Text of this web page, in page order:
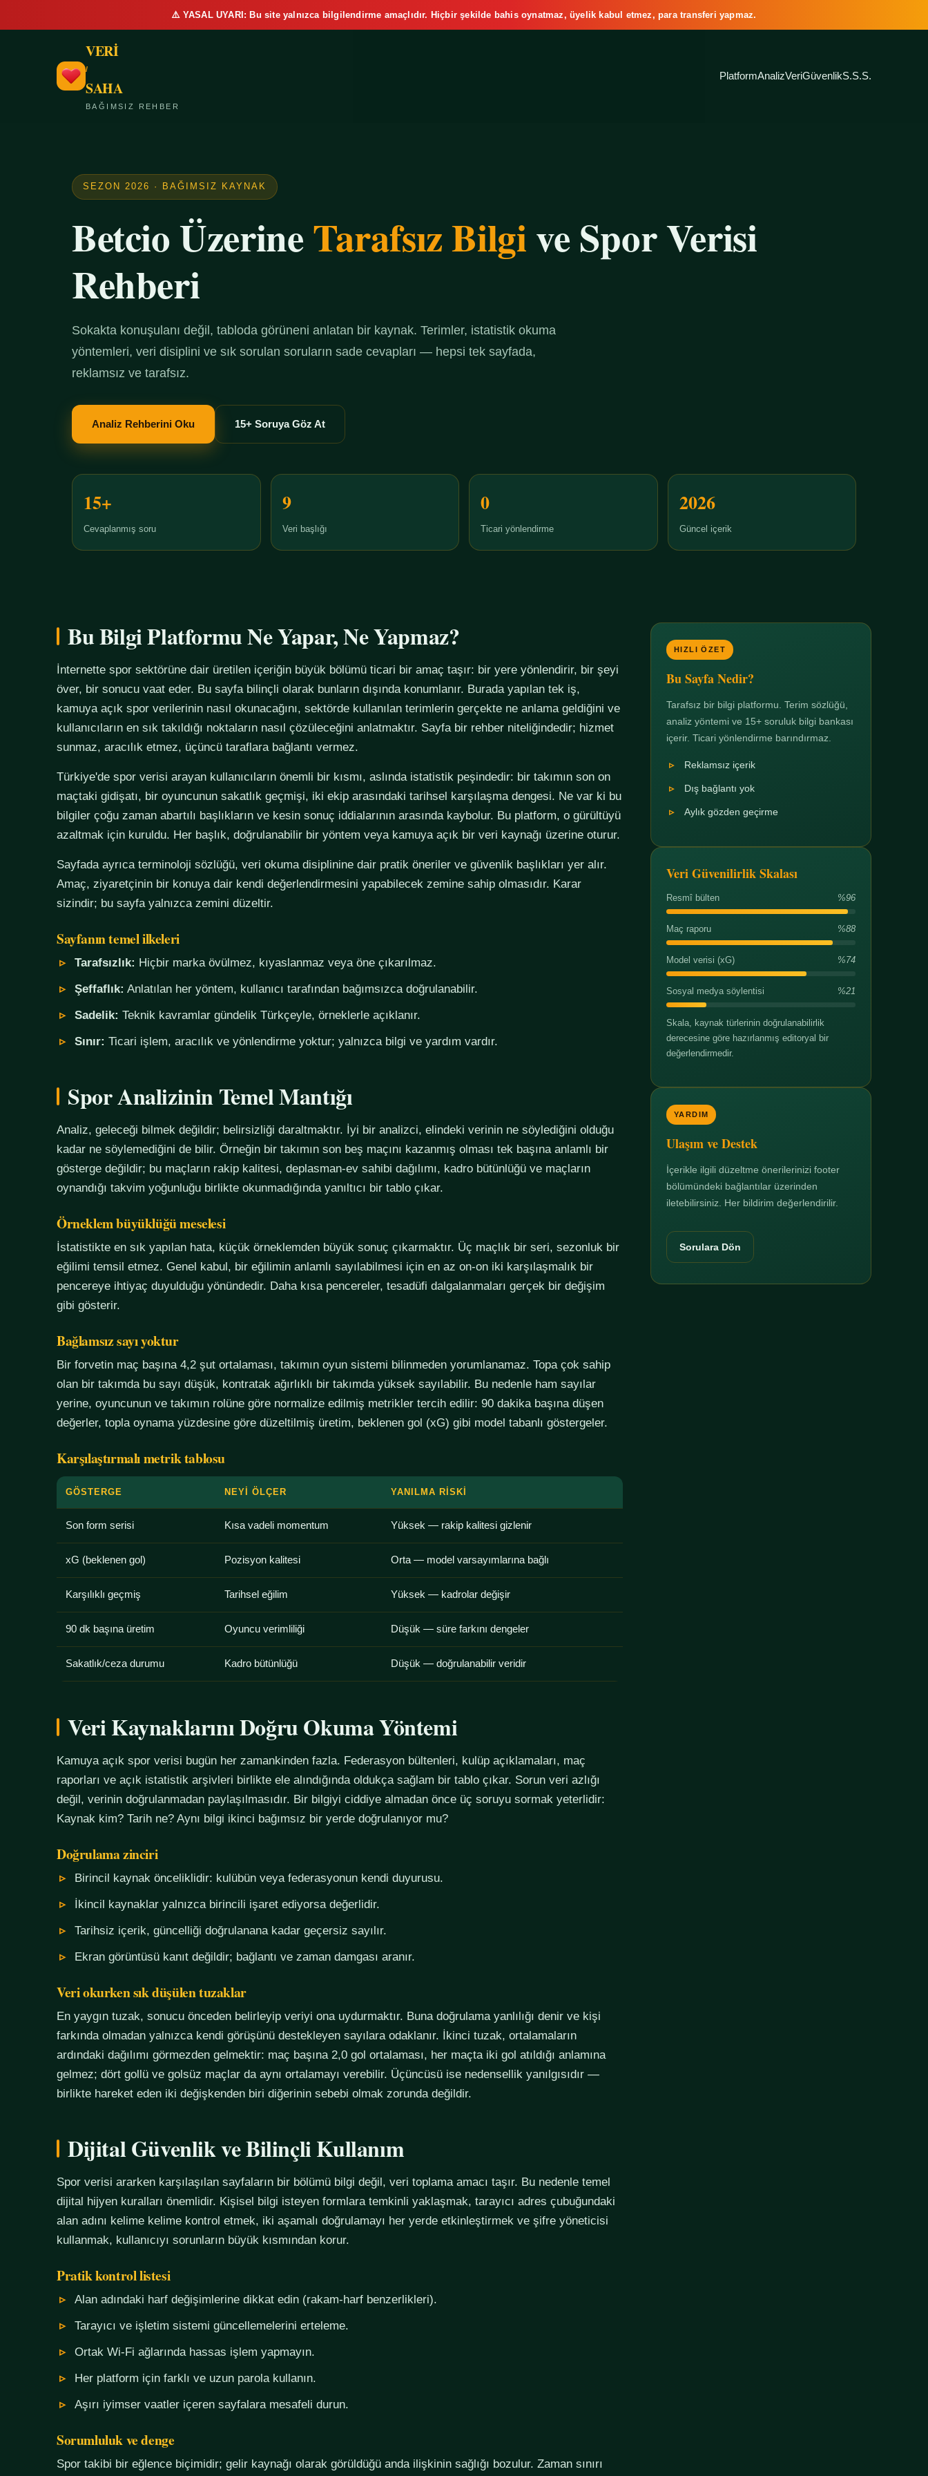
⚠️ YASAL UYARI: Bu site yalnızca bilgilendirme amaçlıdır. Hiçbir şekilde bahis oynatmaz, üyelik kabul etmez, para transferi yapmaz.
VERİ
/
SAHA
BAĞIMSIZ REHBER
PlatformAnalizVeriGüvenlikS.S.S.
SEZON 2026 · BAĞIMSIZ KAYNAK
Betcio ÜzerineTarafsız Bilgive Spor Verisi
Rehberi
Sokakta konuşulanı değil, tabloda görüneni anlatan bir kaynak. Terimler, istatistik okuma
yöntemleri, veri disiplini ve sık sorulan soruların sade cevapları — hepsi tek sayfada,
reklamsız ve tarafsız.
Analiz Rehberini Oku 15+ Soruya Göz At
15+
Cevaplanmış soru
9
Veri başlığı
0
Ticari yönlendirme
2026
Güncel içerik
Bu Bilgi Platformu Ne Yapar, Ne Yapmaz?
İnternette spor sektörüne dair üretilen içeriğin büyük bölümü ticari bir amaç taşır: bir yere yönlendirir, bir şeyi
över, bir sonucu vaat eder. Bu sayfa bilinçli olarak bunların dışında konumlanır. Burada yapılan tek iş,
kamuya açık spor verilerinin nasıl okunacağını, sektörde kullanılan terimlerin gerçekte ne anlama geldiğini ve
kullanıcıların en sık takıldığı noktaların nasıl çözüleceğini anlatmaktır. Sayfa bir rehber niteliğindedir; hizmet
sunmaz, aracılık etmez, üçüncü taraflara bağlantı vermez.
Türkiye'de spor verisi arayan kullanıcıların önemli bir kısmı, aslında istatistik peşindedir: bir takımın son on
maçtaki gidişatı, bir oyuncunun sakatlık geçmişi, iki ekip arasındaki tarihsel karşılaşma dengesi. Ne var ki bu
bilgiler çoğu zaman abartılı başlıkların ve kesin sonuç iddialarının arasında kaybolur. Bu platform, o gürültüyü
azaltmak için kuruldu. Her başlık, doğrulanabilir bir yöntem veya kamuya açık bir veri kaynağı üzerine oturur.
Sayfada ayrıca terminoloji sözlüğü, veri okuma disiplinine dair pratik öneriler ve güvenlik başlıkları yer alır.
Amaç, ziyaretçinin bir konuya dair kendi değerlendirmesini yapabilecek zemine sahip olmasıdır. Karar
sizindir; bu sayfa yalnızca zemini düzeltir.
Sayfanın temel ilkeleri
Tarafsızlık: Hiçbir marka övülmez, kıyaslanmaz veya öne çıkarılmaz.
Şeffaflık: Anlatılan her yöntem, kullanıcı tarafından bağımsızca doğrulanabilir.
Sadelik: Teknik kavramlar gündelik Türkçeyle, örneklerle açıklanır.
Sınır: Ticari işlem, aracılık ve yönlendirme yoktur; yalnızca bilgi ve yardım vardır.
Spor Analizinin Temel Mantığı
Analiz, geleceği bilmek değildir; belirsizliği daraltmaktır. İyi bir analizci, elindeki verinin ne söylediğini olduğu
kadar ne söylemediğini de bilir. Örneğin bir takımın son beş maçını kazanmış olması tek başına anlamlı bir
gösterge değildir; bu maçların rakip kalitesi, deplasman-ev sahibi dağılımı, kadro bütünlüğü ve maçların
oynandığı takvim yoğunluğu birlikte okunmadığında yanıltıcı bir tablo çıkar.
Örneklem büyüklüğü meselesi
İstatistikte en sık yapılan hata, küçük örneklemden büyük sonuç çıkarmaktır. Üç maçlık bir seri, sezonluk bir
eğilimi temsil etmez. Genel kabul, bir eğilimin anlamlı sayılabilmesi için en az on-on iki karşılaşmalık bir
pencereye ihtiyaç duyulduğu yönündedir. Daha kısa pencereler, tesadüfi dalgalanmaları gerçek bir değişim
gibi gösterir.
Bağlamsız sayı yoktur
Bir forvetin maç başına 4,2 şut ortalaması, takımın oyun sistemi bilinmeden yorumlanamaz. Topa çok sahip
olan bir takımda bu sayı düşük, kontratak ağırlıklı bir takımda yüksek sayılabilir. Bu nedenle ham sayılar
yerine, oyuncunun ve takımın rolüne göre normalize edilmiş metrikler tercih edilir: 90 dakika başına düşen
değerler, topla oynama yüzdesine göre düzeltilmiş üretim, beklenen gol (xG) gibi model tabanlı göstergeler.
Karşılaştırmalı metrik tablosu
GÖSTERGE NEYI ÖLÇER YANILMA RISKI
Son form serisi Kısa vadeli momentum Yüksek — rakip kalitesi gizlenir
xG (beklenen gol) Pozisyon kalitesi Orta — model varsayımlarına bağlı
Karşılıklı geçmiş Tarihsel eğilim Yüksek — kadrolar değişir
90 dk başına üretim Oyuncu verimliliği Düşük — süre farkını dengeler
Sakatlık/ceza durumu Kadro bütünlüğü Düşük — doğrulanabilir veridir
Veri Kaynaklarını Doğru Okuma Yöntemi
Kamuya açık spor verisi bugün her zamankinden fazla. Federasyon bültenleri, kulüp açıklamaları, maç
raporları ve açık istatistik arşivleri birlikte ele alındığında oldukça sağlam bir tablo çıkar. Sorun veri azlığı
değil, verinin doğrulanmadan paylaşılmasıdır. Bir bilgiyi ciddiye almadan önce üç soruyu sormak yeterlidir:
Kaynak kim? Tarih ne? Aynı bilgi ikinci bağımsız bir yerde doğrulanıyor mu?
Doğrulama zinciri
Birincil kaynak önceliklidir: kulübün veya federasyonun kendi duyurusu.
İkincil kaynaklar yalnızca birincili işaret ediyorsa değerlidir.
Tarihsiz içerik, güncelliği doğrulanana kadar geçersiz sayılır.
Ekran görüntüsü kanıt değildir; bağlantı ve zaman damgası aranır.
Veri okurken sık düşülen tuzaklar
En yaygın tuzak, sonucu önceden belirleyip veriyi ona uydurmaktır. Buna doğrulama yanlılığı denir ve kişi
farkında olmadan yalnızca kendi görüşünü destekleyen sayılara odaklanır. İkinci tuzak, ortalamaların
ardındaki dağılımı görmezden gelmektir: maç başına 2,0 gol ortalaması, her maçta iki gol atıldığı anlamına
gelmez; dört gollü ve golsüz maçlar da aynı ortalamayı verebilir. Üçüncüsü ise nedensellik yanılgısıdır —
birlikte hareket eden iki değişkenden biri diğerinin sebebi olmak zorunda değildir.
Dijital Güvenlik ve Bilinçli Kullanım
Spor verisi ararken karşılaşılan sayfaların bir bölümü bilgi değil, veri toplama amacı taşır. Bu nedenle temel
dijital hijyen kuralları önemlidir. Kişisel bilgi isteyen formlara temkinli yaklaşmak, tarayıcı adres çubuğundaki
alan adını kelime kelime kontrol etmek, iki aşamalı doğrulamayı her yerde etkinleştirmek ve şifre yöneticisi
kullanmak, kullanıcıyı sorunların büyük kısmından korur.
Pratik kontrol listesi
Alan adındaki harf değişimlerine dikkat edin (rakam-harf benzerlikleri).
Tarayıcı ve işletim sistemi güncellemelerini erteleme.
Ortak Wi-Fi ağlarında hassas işlem yapmayın.
Her platform için farklı ve uzun parola kullanın.
Aşırı iyimser vaatler içeren sayfalara mesafeli durun.
Sorumluluk ve denge
Spor takibi bir eğlence biçimidir; gelir kaynağı olarak görüldüğü anda ilişkinin sağlığı bozulur. Zaman sınırı
HIZLI ÖZET
Bu Sayfa Nedir?
Tarafsız bir bilgi platformu. Terim sözlüğü,
analiz yöntemi ve 15+ soruluk bilgi bankası
içerir. Ticari yönlendirme barındırmaz.
Reklamsız içerik
Dış bağlantı yok
Aylık gözden geçirme
Veri Güvenilirlik Skalası
Resmî bülten %96
Maç raporu %88
Model verisi (xG) %74
Sosyal medya söylentisi %21
Skala, kaynak türlerinin doğrulanabilirlik
derecesine göre hazırlanmış editoryal bir
değerlendirmedir.
YARDIM
Ulaşım ve Destek
İçerikle ilgili düzeltme önerilerinizi footer
bölümündeki bağlantılar üzerinden
iletebilirsiniz. Her bildirim değerlendirilir.
Sorulara Dön